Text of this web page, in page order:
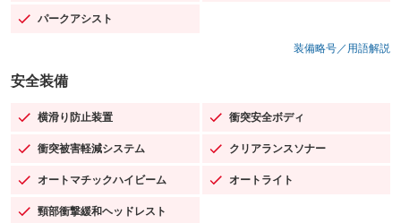
パークアシスト
：装備あり
装備略号／用語解説
安全装備
横滑り防止装置
：装備あり 衝突安全ボディ
：装備あり
衝突被害軽減システム
：装備あり クリアランスソナー
：装備あり
オートマチックハイビーム
：装備あり オートライト
：装備あり
頸部衝撃緩和ヘッドレスト
：装備あり